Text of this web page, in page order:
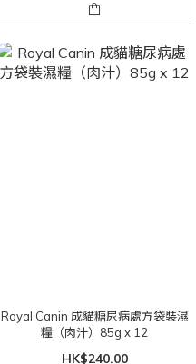
Royal Canin 成貓糖尿病處方袋裝濕
糧（肉汁）85g x 12
HK$240.00